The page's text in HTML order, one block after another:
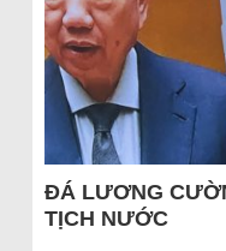
ĐÁ LƯƠNG
TỊCH NƯỚC